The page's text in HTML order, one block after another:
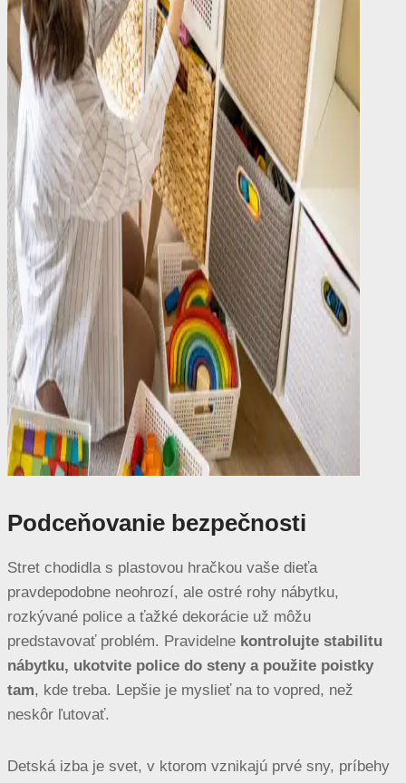
Podceňovanie bezpečnosti
Stret chodidla s plastovou hračkou vaše dieťa
pravdepodobne neohrozí, ale ostré rohy nábytku,
rozkývané police a ťažké dekorácie už môžu
predstavovať problém. Pravidelne kontrolujte stabilitu
nábytku, ukotvite police do steny a použite poistky
tam, kde treba. Lepšie je myslieť na to vopred, než
neskôr ľutovať.
Detská izba je svet, v ktorom vznikajú prvé sny, príbehy